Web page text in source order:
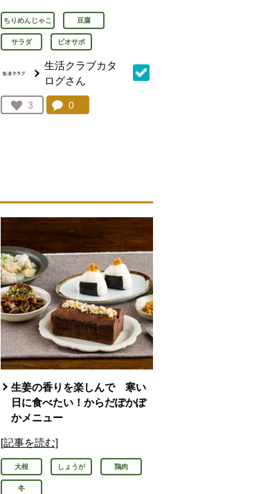
ちりめんじゃこ 豆腐
サラダ ビオサポ
生活クラブカタ
ログさん
お気に入り登録：
3
人が登録
コメント：
0件。コメントを見る。
生姜の香りを楽しんで 寒い
日に食べたい！からだぽかぽ
かメニュー
[記事を読む]
大根 しょうが 鶏肉
冬